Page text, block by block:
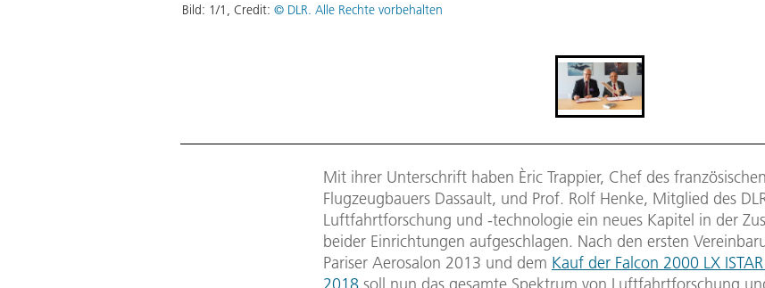
Bild: 1/1 Credit:© DLR. Alle Rechte vorbehalten
Mit ihrer Unterschrift haben Èric Trappier, Chef des französischen
Flugzeugbauers Dassault, und Prof. Rolf Henke, Mitglied des
Luftfahrtforschung und -technologie ein neues Kapitel in der
beider Einrichtungen aufgeschlagen. Nach den ersten
Pariser Aerosalon 2013 und dem Kauf der Falcon 2000 LX
2018 soll nun das gesamte Spektrum von Luftfahrtforschung